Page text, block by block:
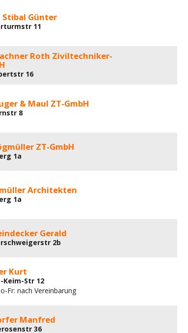
Stibal Günter
11
Roth Ziviltechniker-
16
& Maul ZT-GmbH
8
ZT-GmbH
1a
Architekten
1a
Gerald
2b
Kurt
Keim-Str 12
Fr: nach Vereinbarung
Manfred
36